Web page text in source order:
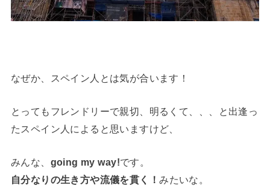
なぜか、スペイン人とは気が合います！
とってもフレンドリーで親切、明るくて、、、と出逢っ
たスペイン人によると思いますけど、
みんな、 going my way!です。
自分なりの生き方や流儀を貫く！みたいな。